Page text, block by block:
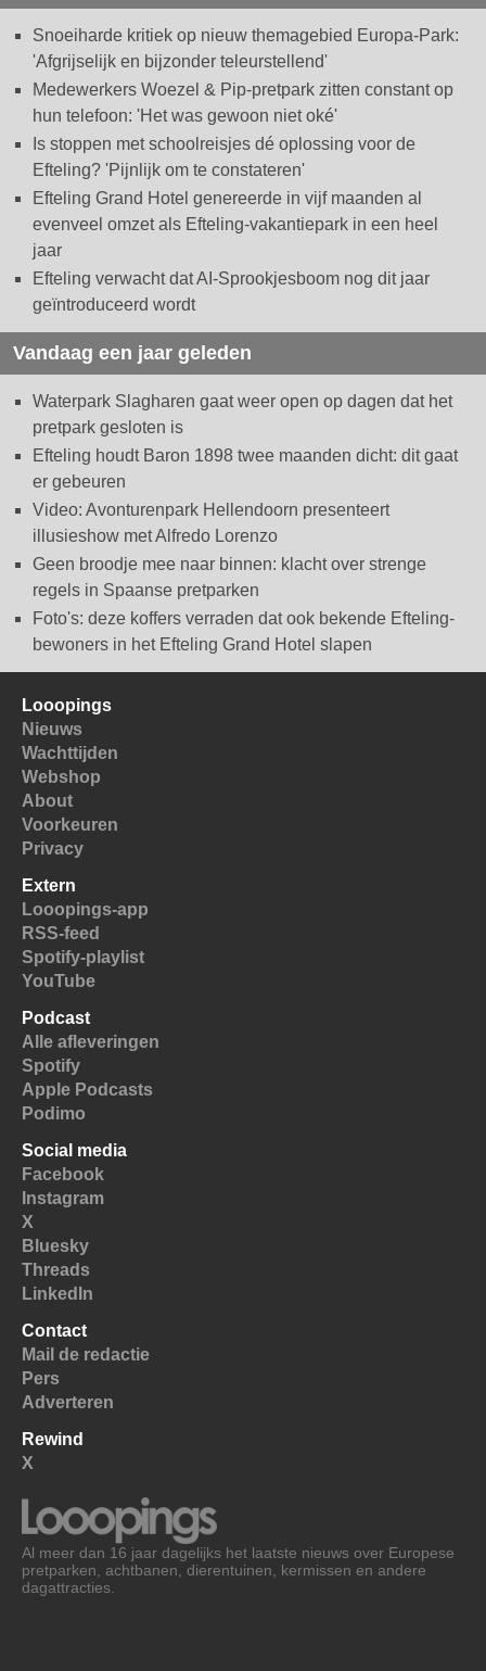
Snoeiharde kritiek op nieuw themagebied Europa-Park:
'Afgrijselijk en bijzonder teleurstellend'
Medewerkers Woezel & Pip-pretpark zitten constant op
hun telefoon: 'Het was gewoon niet oké'
Is stoppen met schoolreisjes dé oplossing voor de
Efteling? 'Pijnlijk om te constateren'
Efteling Grand Hotel genereerde in vijf maanden al
evenveel omzet als Efteling-vakantiepark in een heel
jaar
Efteling verwacht dat AI-Sprookjesboom nog dit jaar
geïntroduceerd wordt
Vandaag een jaar geleden
Waterpark Slagharen gaat weer open op dagen dat het
pretpark gesloten is
Efteling houdt Baron 1898 twee maanden dicht: dit gaat
er gebeuren
Video: Avonturenpark Hellendoorn presenteert
illusieshow met Alfredo Lorenzo
Geen broodje mee naar binnen: klacht over strenge
regels in Spaanse pretparken
Foto's: deze koffers verraden dat ook bekende Efteling-
bewoners in het Efteling Grand Hotel slapen
Looopings
Nieuws
Wachttijden
Webshop
About
Voorkeuren
Privacy
Extern
Looopings-app
RSS-feed
Spotify-playlist
YouTube
Podcast
Alle afleveringen
Spotify
Apple Podcasts
Podimo
Social media
Facebook
Instagram
X
Bluesky
Threads
LinkedIn
Contact
Mail de redactie
Pers
Adverteren
Rewind
X
Al meer dan 16 jaar dagelijks het laatste nieuws over Europese
pretparken, achtbanen, dierentuinen, kermissen en andere
dagattracties.